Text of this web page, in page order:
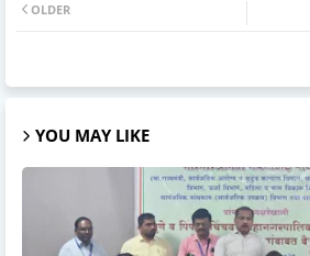
OLDER
YOU MAY LIKE